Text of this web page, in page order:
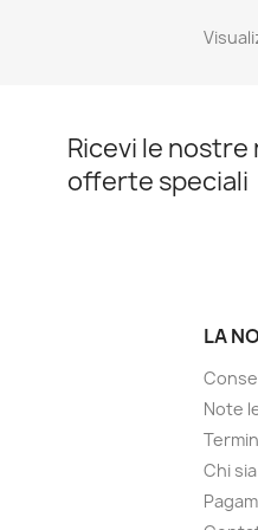
Ricevi le nostre
offerte speciali
LA
Note
Chi